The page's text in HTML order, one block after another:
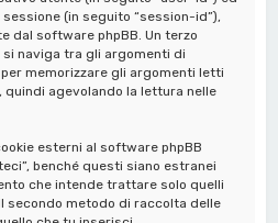
(in seguito “session-id”),
dal software phpBB. Un terzo
naviga tra gli argomenti di
memorizzare gli argomenti letti
quindi agevolando la lettura nelle
esterni al software phpBB
benché questi siano estranei
che intende trattare solo quelli
secondo metodo di raccolta delle